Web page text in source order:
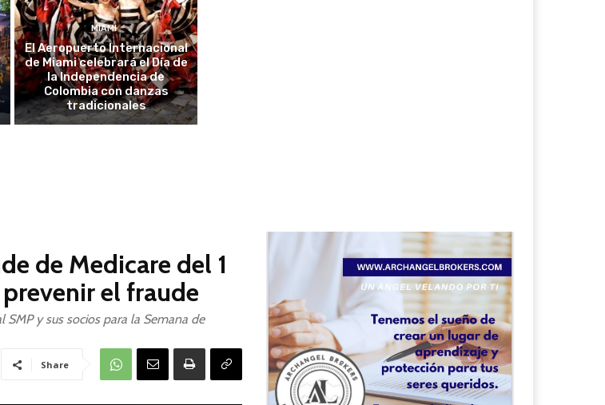
MIAMI
El Aeropuerto Internacional
de Miami celebrará el Día de
la Independencia de
Colombia con danzas
tradicionales